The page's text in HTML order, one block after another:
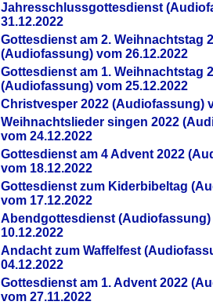
Jahresschlussgottesdienst
31.12.2022
Gottesdienst am 2. Weihnachtstag
(Audiofassung) vom 26.12.2022
Gottesdienst am 1. Weihnachtstag
(Audiofassung) vom 25.12.2022
Christvesper 2022 (Audiofassung)
Weihnachtslieder singen 2022
vom 24.12.2022
Gottesdienst am 4 Advent 2022
vom 18.12.2022
Gottesdienst zum Kiderbibeltag
vom 17.12.2022
Abendgottesdienst (Audiofassung)
10.12.2022
Andacht zum Waffelfest
04.12.2022
Gottesdienst am 1. Advent 2022
vom 27.11.2022